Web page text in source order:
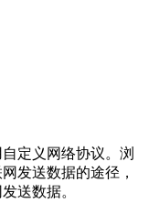
定义网络协议。浏
发送数据的途径，
送数据。